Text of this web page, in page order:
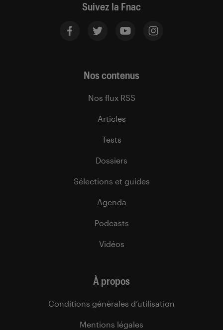
Suivez la Fnac
Nos contenus
Nos flux RSS
Articles
Tests
Dossiers
Sélections et guides
Agenda
Podcasts
Vidéos
À propos
Conditions générales d’utilisation
Mentions légales